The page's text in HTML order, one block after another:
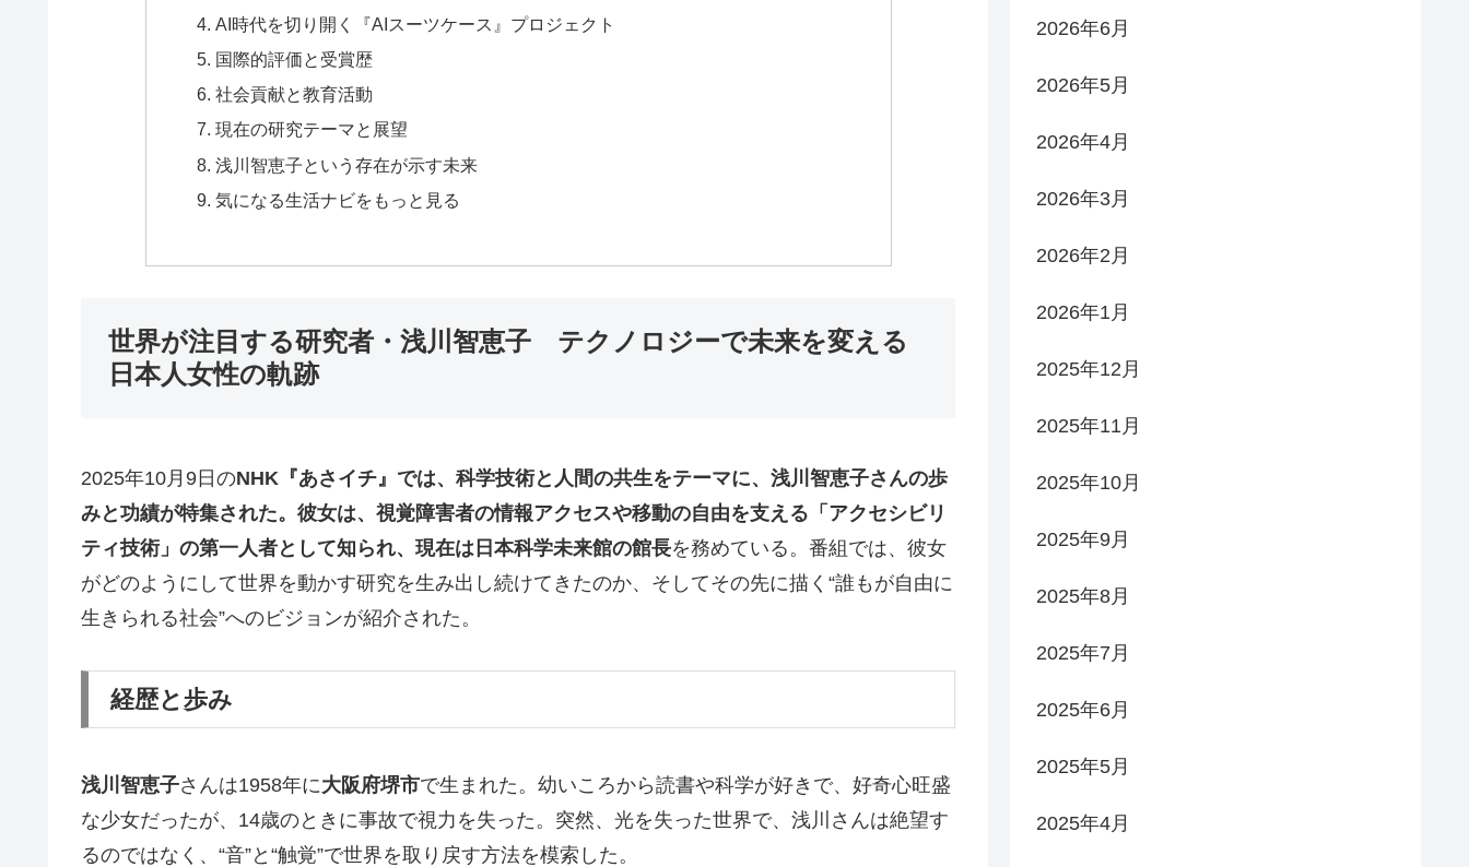
AI時代を切り開く『AIスーツケース』プロジェクト
国際的評価と受賞歴
社会貢献と教育活動
現在の研究テーマと展望
浅川智恵子という存在が示す未来
気になる生活ナビをもっと見る
世界が注目する研究者・浅川智恵子 テクノロジーで未来を変える
日本人女性の軌跡
2025年10月9日のNHK『あさイチ』では、科学技術と人間の共生をテーマに、浅川智恵子さんの歩
みと功績が特集された。彼女は、視覚障害者の情報アクセスや移動の自由を支える「アクセシビリ
ティ技術」の第一人者として知られ、現在は日本科学未来館の館長を務めている。番組では、彼女
がどのようにして世界を動かす研究を生み出し続けてきたのか、そしてその先に描く“誰もが自由に
生きられる社会”へのビジョンが紹介された。
経歴と歩み
浅川智恵子さんは1958年に大阪府堺市で生まれた。幼いころから読書や科学が好きで、好奇心旺盛
な少女だったが、14歳のときに事故で視力を失った。突然、光を失った世界で、浅川さんは絶望す
るのではなく、“音”と“触覚”で世界を取り戻す方法を模索した。
2026年6月
2026年5月
2026年4月
2026年3月
2026年2月
2026年1月
2025年12月
2025年11月
2025年10月
2025年9月
2025年8月
2025年7月
2025年6月
2025年5月
2025年4月